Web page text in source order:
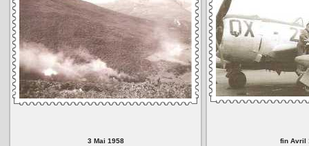
3 Mai 1958 fin Avril